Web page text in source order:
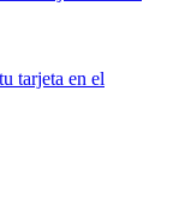
tarjeta en el